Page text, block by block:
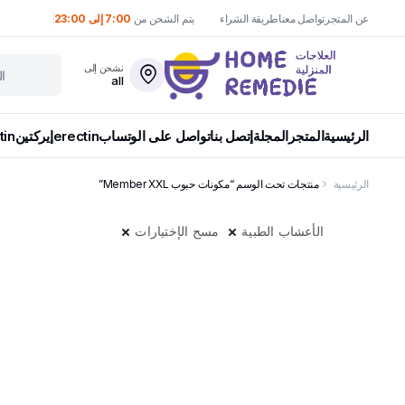
عن المتجرتواصل معناطريقة الشراء يتم الشحن من 7:00 إلى 23:00
نشحن إلى
all
الرئيسيةالمتجر المجلةإتصل بناتواصل على الوتسابerectinإيركتين
الرئيسية منتجات تحت الوسم “مكونات حبوب Member XXL”
مسح الإختيارات الأعشاب الطبية